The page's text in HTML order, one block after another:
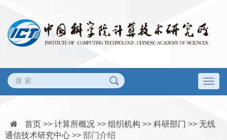
首页 >> 计算所概况 >> 组织机构 >> 科研部门 >> 无线
通信技术研究中心 >> 部门介绍